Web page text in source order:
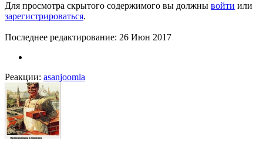
Для просмотра скрытого содержимого вы должны войти или
зарегистрироваться.
Последнее редактирование: 26 Июн 2017
Реакции: asanjoomla